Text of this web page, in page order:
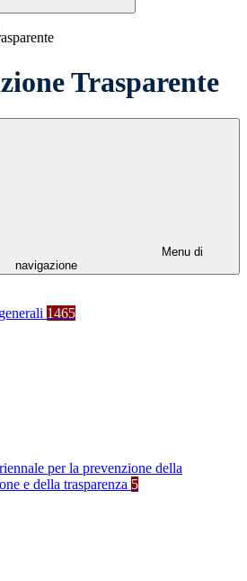
Trasparente
Menu di
navigazione
1465
per la prevenzione della
e della trasparenza 5